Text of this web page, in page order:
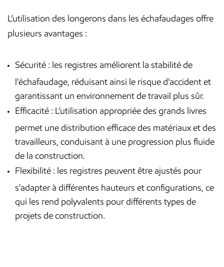
L’utilisation des longerons dans les échafaudages offre
plusieurs avantages :
Sécurité : les registres améliorent la stabilité de
l'échafaudage, réduisant ainsi le risque d'accident et
garantissant un environnement de travail plus sûr.
Efficacité : L’utilisation appropriée des grands livres
permet une distribution efficace des matériaux et des
travailleurs, conduisant à une progression plus fluide
de la construction.
Flexibilité : les registres peuvent être ajustés pour
s'adapter à différentes hauteurs et configurations, ce
qui les rend polyvalents pour différents types de
projets de construction.